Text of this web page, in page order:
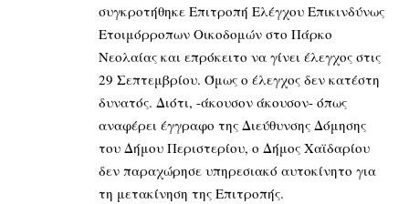
συγκροτήθηκε Επιτροπή Ελέγχου Επικινδύνως
Ετοιμόρροπων Οικοδομών στο Πάρκο
Νεολαίας και επρόκειτο να γίνει έλεγχος στις
29 Σεπτεμβρίου. Όμως ο έλεγχος δεν κατέστη
δυνατός. Διότι, -άκουσον άκουσον- όπως
αναφέρει έγγραφο της Διεύθυνσης Δόμησης
του Δήμου Περιστερίου, ο Δήμος Χαϊδαρίου
δεν παραχώρησε υπηρεσιακό αυτοκίνητο για
τη μετακίνηση της Επιτροπής.